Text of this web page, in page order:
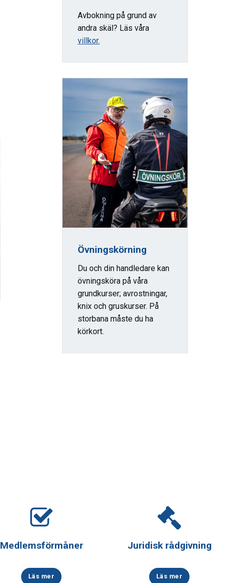
Avbokning på grund av
andra skäl? Läs våra
villkor.
Övningskörning
Du och din handledare kan
övningsköra på våra
grundkurser; avrostningar,
knix och gruskurser. På
storbana måste du ha
körkort.
Medlemsförmåner
Läs mer
Juridisk rådgivning
Läs mer